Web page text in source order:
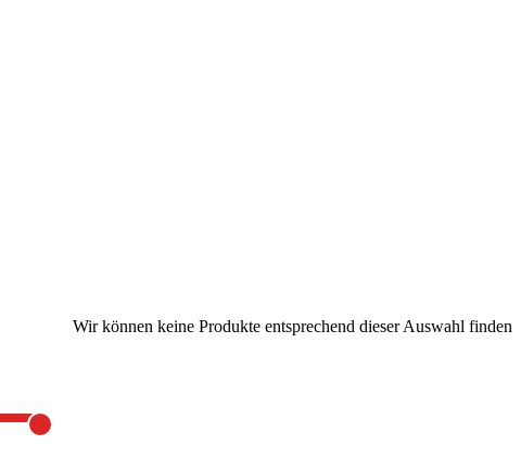
Wir können keine Produkte entsprechend dieser Auswahl finden